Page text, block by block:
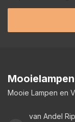
Mooie Lampen en
van Andel